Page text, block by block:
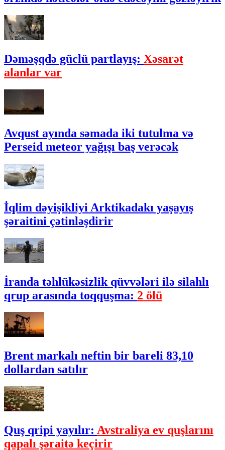
Dəməşqdə güclü partlayış: Xəsarət
alanlar var
Avqust ayında səmada iki tutulma və
Perseid meteor yağışı baş verəcək
İqlim dəyişikliyi Arktikadakı yaşayış
şəraitini çətinləşdirir
İranda təhlükəsizlik qüvvələri ilə silahlı
qrup arasında toqquşma: 2 ölü
Brent markalı neftin bir bareli 83,10
dollardan satılır
Quş qripi yayılır: Avstraliya ev quşlarını
qapalı şəraitə keçirir